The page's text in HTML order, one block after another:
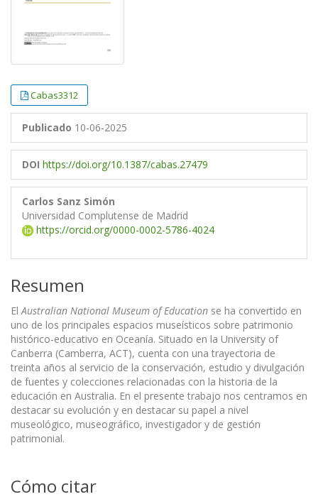
Cabas3312
Publicado 10-06-2025
DOI https://doi.org/10.1387/cabas.27479
Carlos Sanz Simón
Universidad Complutense de Madrid
https://orcid.org/0000-0002-5786-4024
Resumen
ElAustralian National Museum of Education se ha convertido en
uno de los principales espacios museísticos sobre patrimonio
histórico-educativo en Oceanía. Situado en la University of
Canberra (Camberra, ACT), cuenta con una trayectoria de
treinta años al servicio de la conservación, estudio y divulgación
de fuentes y colecciones relacionadas con la historia de la
educación en Australia. En el presente trabajo nos centramos en
destacar su evolución y en destacar su papel a nivel
museológico, museográfico, investigador y de gestión
patrimonial.
Cómo citar